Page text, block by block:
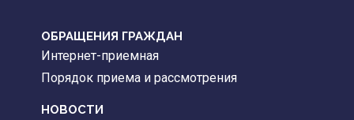
ОБРАЩЕНИЯ ГРАЖДАН
Интернет-приемная
Порядок приема и рассмотрения
НОВОСТИ